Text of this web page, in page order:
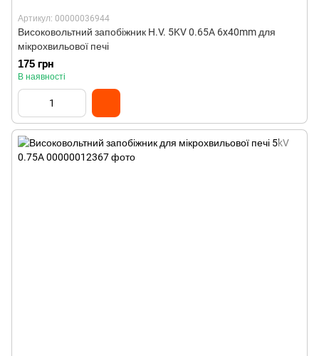
Артикул: 00000036944
Високовольтний запобіжник H.V. 5KV 0.65A 6x40mm для
мікрохвильової печі
175 грн
В наявності